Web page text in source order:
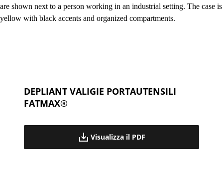
DEPLIANT VALIGIE PORTAUTENSILI
FATMAX®
Visualizza il PDF